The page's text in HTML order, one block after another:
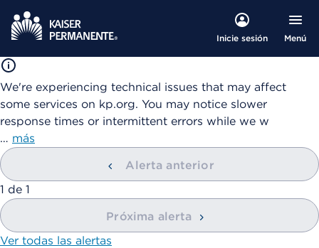
Inicie sesión Menú
We're experiencing technical issues that may affect
some services on kp.org. You may notice slower
response times or intermittent errors while we w
… más
Alerta anterior
mostrando
1 de 1
Próxima alerta
Ver todas las alertas